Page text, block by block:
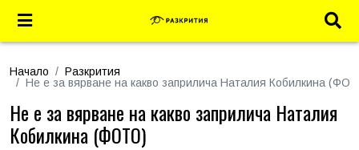
Начало
Разкрития
Не е за вярване на какво заприлича Наталия Кобилкина
Не е за вярване на какво заприлича Наталия
Кобилкина (ФОТО)